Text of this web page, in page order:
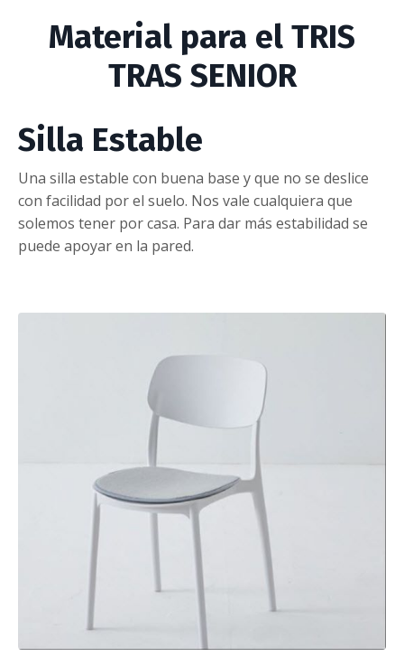
Material para el TRIS
TRAS SENIOR
Silla Estable
Una silla estable con buena base y que no se deslice
con facilidad por el suelo. Nos vale cualquiera que
solemos tener por casa. Para dar más estabilidad se
puede apoyar en la pared.